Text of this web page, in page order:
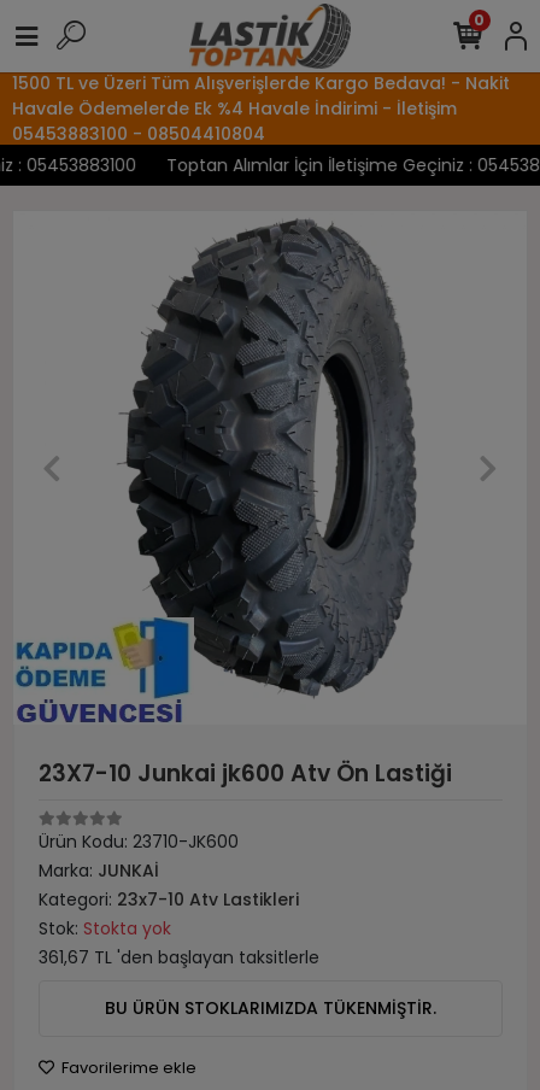
1500 TL ve Üzeri Tüm Alışverişlerde Kargo Bedava! - Nakit
Havale Ödemelerde Ek %4 Havale İndirimi - İletişim
05453883100 - 08504410804
Toptan Alımlar İçin İletişime Geçiniz :
0
23X7-10 Junkai jk600 Atv Ön Lastiği
Ürün Kodu: 23710-JK600
Marka: JUNKAİ
Kategori: 23x7-10 Atv Lastikleri
Stok: Stokta yok
361,67 TL 'den başlayan taksitlerle
BU ÜRÜN STOKLARIMIZDA TÜKENMİŞTİR.
Favorilerime ekle